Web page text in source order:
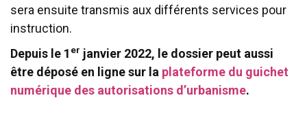
sera ensuite transmis aux différents services pour
instruction.
Depuis le 1 er janvier 2022, le dossier peut aussi
être déposé en ligne sur la plateforme du guichet
numérique des autorisations d’urbanisme.